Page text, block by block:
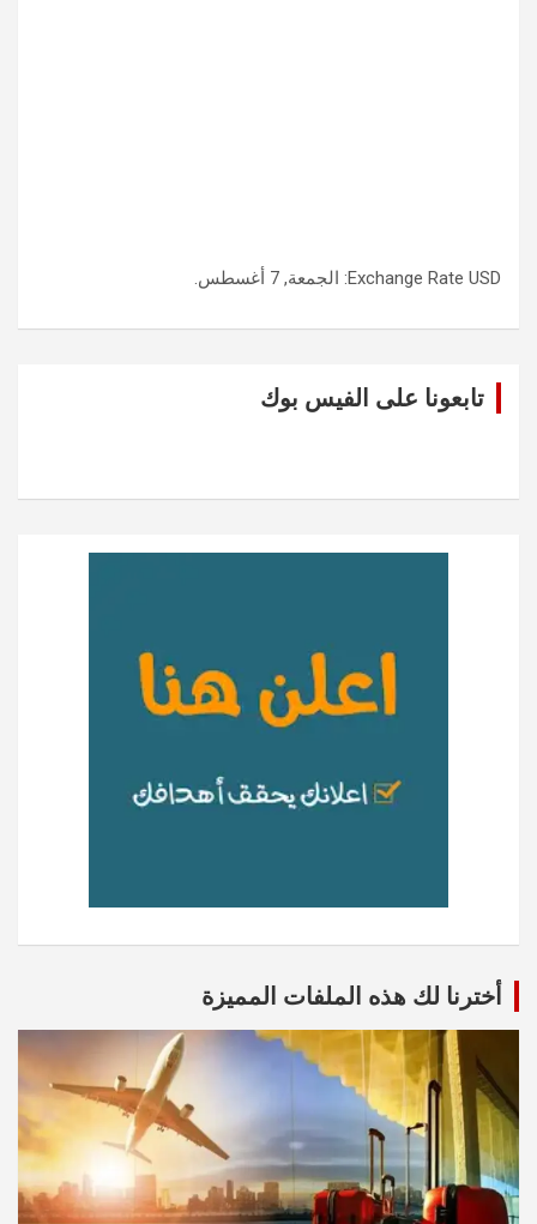
Exchange Rate USD : الجمعة, 7 أغسطس.
تابعونا على الفيس بوك
أخترنا لك هذه الملفات المميزة